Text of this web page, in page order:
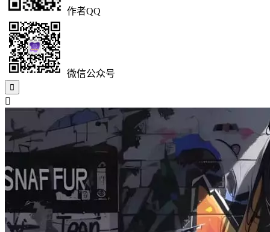
作者QQ
微信公众号